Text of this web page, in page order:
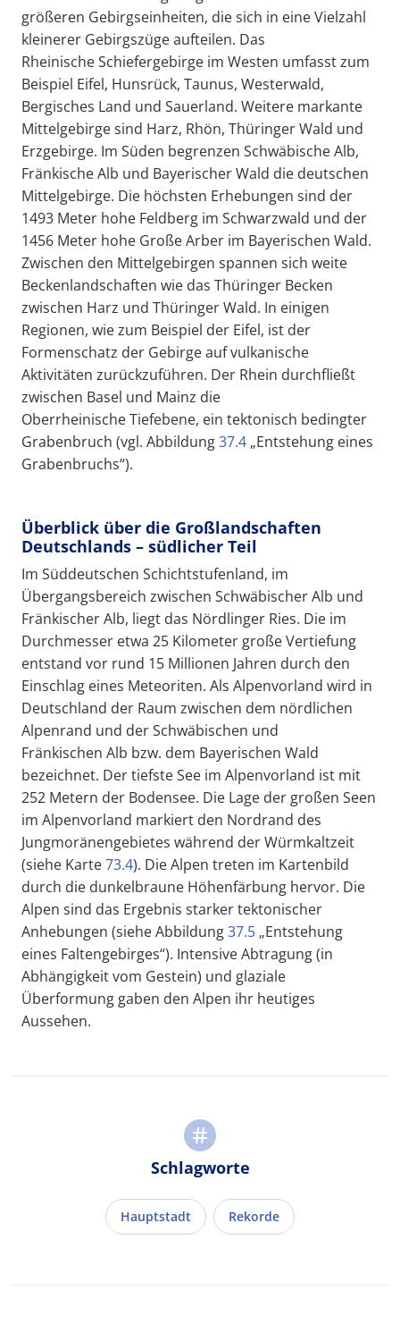
größeren Gebirgseinheiten, die sich in eine Vielzahl
kleinerer Gebirgszüge aufteilen. Das
Rheinische Schiefergebirge im Westen umfasst zum
Beispiel Eifel, Hunsrück, Taunus, Westerwald,
Bergisches Land und Sauerland. Weitere markante
Mittelgebirge sind Harz, Rhön, Thüringer Wald und
Erzgebirge. Im Süden begrenzen Schwäbische Alb,
Fränkische Alb und Bayerischer Wald die deutschen
Mittelgebirge. Die höchsten Erhebungen sind der
1493 Meter hohe Feldberg im Schwarzwald und der
1456 Meter hohe Große Arber im Bayerischen Wald.
Zwischen den Mittelgebirgen spannen sich weite
Beckenlandschaften wie das Thüringer Becken
zwischen Harz und Thüringer Wald. In einigen
Regionen, wie zum Beispiel der Eifel, ist der
Formenschatz der Gebirge auf vulkanische
Aktivitäten zurückzuführen. Der Rhein durchfließt
zwischen Basel und Mainz die
Oberrheinische Tiefebene, ein tektonisch bedingter
Grabenbruch (vgl. Abbildung37.4 „Entstehung eines
Grabenbruchs“).
Überblick über die Großlandschaften
Deutschlands – südlicher Teil
Im Süddeutschen Schichtstufenland, im
Übergangsbereich zwischen Schwäbischer Alb und
Fränkischer Alb, liegt das Nördlinger Ries. Die im
Durchmesser etwa 25 Kilometer große Vertiefung
entstand vor rund 15 Millionen Jahren durch den
Einschlag eines Meteoriten. Als Alpenvorland wird in
Deutschland der Raum zwischen dem nördlichen
Alpenrand und der Schwäbischen und
Fränkischen Alb bzw. dem Bayerischen Wald
bezeichnet. Der tiefste See im Alpenvorland ist mit
252 Metern der Bodensee. Die Lage der großen Seen
im Alpenvorland markiert den Nordrand des
Jungmoränengebietes während der Würmkaltzeit
(siehe Karte73.4). Die Alpen treten im Kartenbild
durch die dunkelbraune Höhenfärbung hervor. Die
Alpen sind das Ergebnis starker tektonischer
Anhebungen (siehe Abbildung37.5 „Entstehung
eines Faltengebirges“). Intensive Abtragung (in
Abhängigkeit vom Gestein) und glaziale
Überformung gaben den Alpen ihr heutiges
Aussehen.
Schlagworte
Hauptstadt Rekorde